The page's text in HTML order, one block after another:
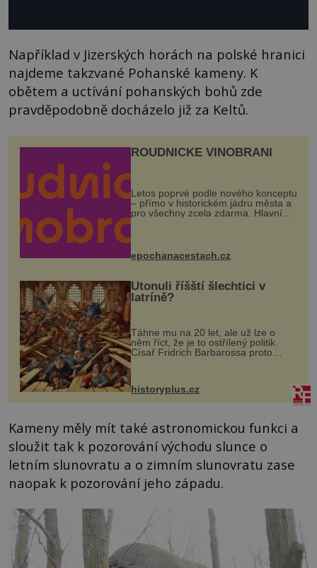
Například v Jizerských horách na polské hranici
najdeme takzvané Pohanské kameny. K
obětem a uctívání pohanských bohů zde
pravděpodobně docházelo již za Keltů.
ROUDNICKÉ VINOBRANÍ
Letos poprvé podle nového konceptu
– přímo v historickém jádru města a
pro všechny zcela zdarma. Hlavní
program se odehraje na Karlově a
mohou těšit na víno, burčák, pes...
epochanacestach.cz
Utonuli říšští šlechtici v
latríně?
Táhne mu na 20 let, ale už lze o
něm říct, že je to ostřílený politik.
Císař Fridrich Barbarossa proto
posílá svého syna a dědice Jindřicha
VI. do Erfurtu, aby se stal
prostředníkem při řešení sporu m...
historyplus.cz
Kameny měly mít také astronomickou funkci a
sloužit tak k pozorování východu slunce o
letním slunovratu a o zimním slunovratu zase
naopak k pozorování jeho západu.